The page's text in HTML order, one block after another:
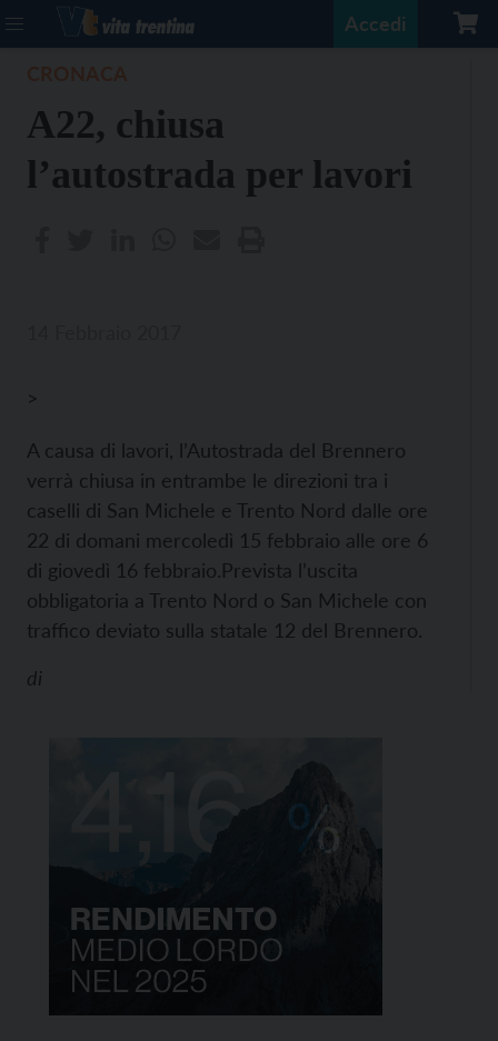
Accedi
A22, chiusa
l’autostrada per lavori
>
A causa di lavori, l’Autostrada del Brennero
verrà chiusa in entrambe le direzioni tra i
caselli di San Michele e Trento Nord dalle ore
22 di domani mercoledì 15 febbraio alle ore 6
di giovedì 16 febbraio.Prevista l’uscita
obbligatoria a Trento Nord o San Michele con
traffico deviato sulla statale 12 del Brennero.
di